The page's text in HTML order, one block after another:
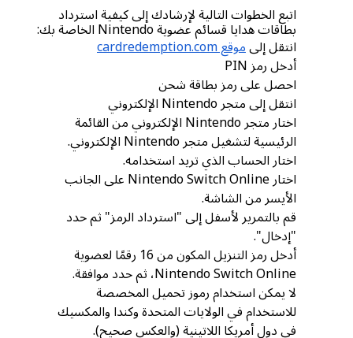
اتبع الخطوات التالية لإرشادك إلى كيفية استرداد
بطاقات هدايا قسائم عضوية Nintendo الخاصة بك:
انتقل إلىموقع cardredemption.com
أدخل رمز PIN
احصل على رمز بطاقة شحن
انتقل إلى متجر Nintendo الإلكتروني
اختار متجر Nintendo الإلكتروني من القائمة
الرئيسية لتشغيل متجر Nintendo الإلكتروني.
اختار الحساب الذي تريد استخدامه.
اختار Nintendo Switch Online على الجانب
الأيسر من الشاشة.
قم بالتمرير لأسفل إلى "استرداد الرمز" ثم حدد
"إدخال".
أدخل رمز التنزيل المكون من 16 رقمًا لعضوية
Nintendo Switch Online، ثم حدد موافقة.
لا يمكن استخدام رموز تحميل المخصصة
للاستخدام في الولايات المتحدة وكندا والمكسيك
في دول أمريكا اللاتينية (والعكس صحيح).